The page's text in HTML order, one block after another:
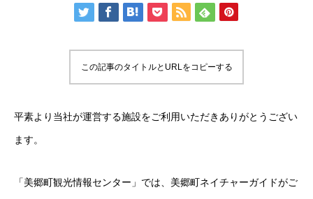
この記事のタイトルとURLをコピーする
平素より当社が運営する施設をご利用いただきありがとうござい
ます。
「美郷町観光情報センター」では、美郷町ネイチャーガイドがご